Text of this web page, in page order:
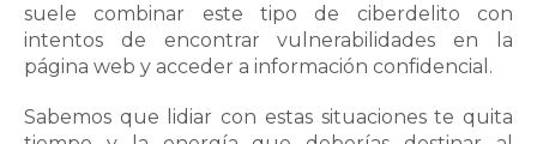
suele combinar este tipo de ciberdelito con
intentos de encontrar vulnerabilidades en la
página web y acceder a información confidencial.
Sabemos que lidiar con estas situaciones te quita